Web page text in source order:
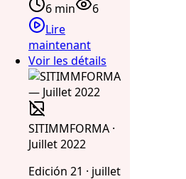
6 min
6
Lire
maintenant
Voir les détails
SITIMMFORMA ·
Juillet 2022
Edición 21 · juillet